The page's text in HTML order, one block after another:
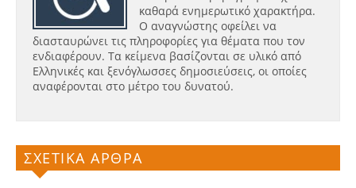
καθαρά ενημερωτικό χαρακτήρα.
Ο αναγνώστης οφείλει να
διασταυρώνει τις πληροφορίες για θέματα που τον
ενδιαφέρουν. Τα κείμενα βασίζονται σε υλικό από
Ελληνικές και ξενόγλωσσες δημοσιεύσεις, οι οποίες
αναφέρονται στο μέτρο του δυνατού.
ΣΧΕΤΙΚΑ ΑΡΘΡΑ